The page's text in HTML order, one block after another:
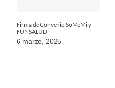
Firma de Convenio SoMeMi y
FUNSALUD
6 marzo, 2025